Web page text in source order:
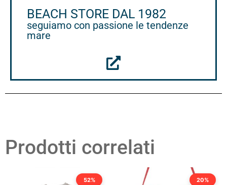
BEACH STORE DAL 1982
seguiamo con passione le tendenze
mare
Prodotti correlati
52% 20%